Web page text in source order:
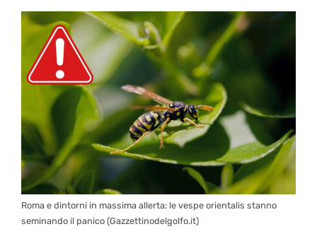
Roma e dintorni in massima allerta: le vespe orientalis stanno
seminando il panico (Gazzettinodelgolfo.it)